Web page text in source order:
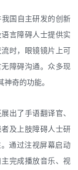
国自主研发的创新
言障碍人士提供实
时，眼镜镜片上可
障碍沟通。众多现
奇的功能。
出了手语翻译官、
及上肢障碍人士研
通过注视屏幕启动
完成播放音乐、视